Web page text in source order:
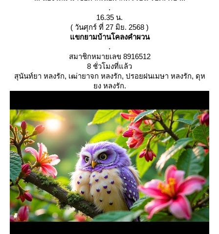
.
16.35 น.
( วันศุกร์ ที่ 27 มิย. 2568 )
ขกยามบ้านโคลงคำผวน
.
สมาชิกหมายเลข 8916512
8 ชั่วโมงที่แล้ว
สุนันท์ยา หลงรัก, เฒ่ายาจก หลงรัก, ปรอยฝนเมษา หลงรัก, ดุห
ง หลงรัก.